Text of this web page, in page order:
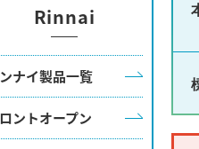
Rinnai
ナイ製品一覧
ントオープン